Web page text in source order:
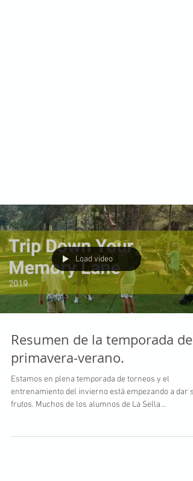
Load video
Resumen de la temporada de
primavera-verano.
Estamos en plena temporada de torneos y el
entrenamiento del invierno está empezando a dar
frutos. Muchos de los alumnos de La Sella...